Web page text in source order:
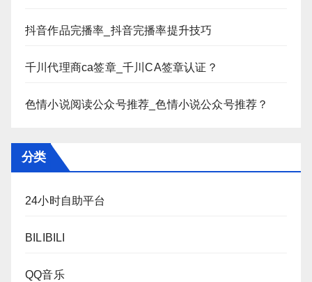
抖音作品完播率_抖音完播率提升技巧
千川代理商ca签章_千川CA签章认证？
色情小说阅读公众号推荐_色情小说公众号推荐？
分类
24小时自助平台
BILIBILI
QQ音乐